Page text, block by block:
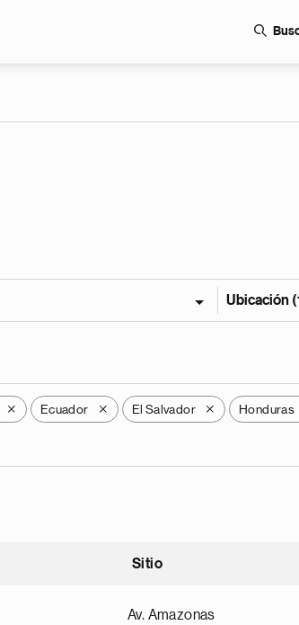
Ubicación
X Ecuador X El Salvador X Honduras
Sitio
Av. Amazonas